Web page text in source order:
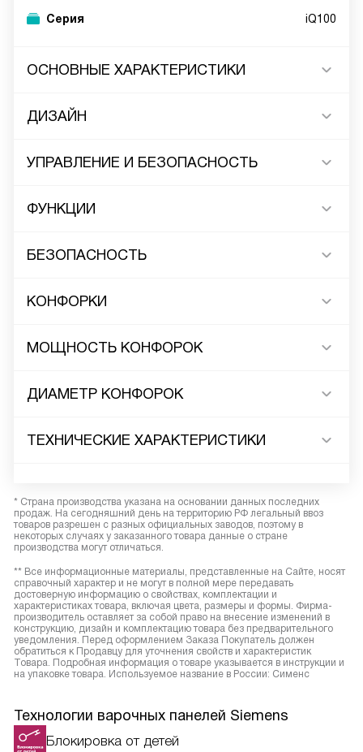
Серия iQ100
ОСНОВНЫЕ ХАРАКТЕРИСТИКИ
ДИЗАЙН
УПРАВЛЕНИЕ И БЕЗОПАСНОСТЬ
ФУНКЦИИ
БЕЗОПАСНОСТЬ
КОНФОРКИ
МОЩНОСТЬ КОНФОРОК
ДИАМЕТР КОНФОРОК
ТЕХНИЧЕСКИЕ ХАРАКТЕРИСТИКИ
* Страна производства указана на основании данных последних
продаж. На сегодняшний день на территорию РФ легальный ввоз
товаров разрешен с разных официальных заводов, поэтому в
некоторых случаях у заказанного товара данные о стране
производства могут отличаться.
** Все информационные материалы, представленные на Сайте, носят
справочный характер и не могут в полной мере передавать
достоверную информацию о свойствах, комплектации и
характеристиках товара, включая цвета, размеры и формы. Фирма-
производитель оставляет за собой право на внесение изменений в
конструкцию, дизайн и комплектацию товара без предварительного
уведомления. Перед оформлением Заказа Покупатель должен
обратиться к Продавцу для уточнения свойств и характеристик
Товара. Подробная информация о товаре указывается в инструкции и
на упаковке товара. Используемое название в России: Сименс
Технологии варочных панелей Siemens
Блокировка от детей